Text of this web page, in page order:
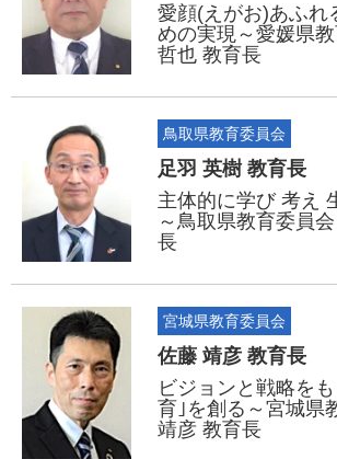
愛顔(えがお)あふれ
めの実現～愛媛県
哲也 教育長
鳥取県教育委員会
足羽 英樹 教育長
主体的に学び 考え
～鳥取県教育委員
長
宮城県教育委員会
佐藤 靖彦 教育長
ビジョンと戦略を
育｣を創る～宮城県
靖彦 教育長